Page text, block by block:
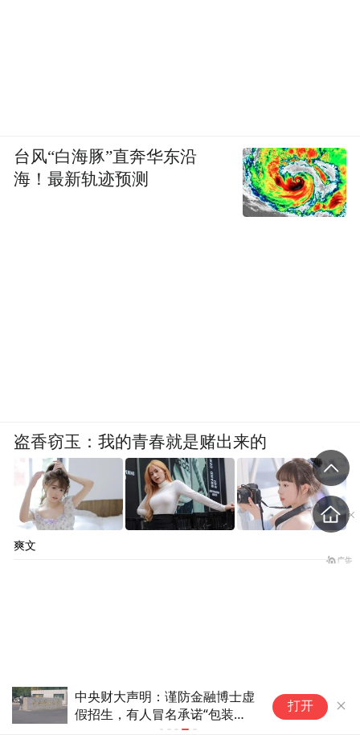
中央财大声明：谨防金融博士虚
假招生，有人冒名承诺“包装材
打开
台风“白海豚”直奔华东沿
海！最新轨迹预测
盗香窃玉：我的青春就是赌出来的
爽文